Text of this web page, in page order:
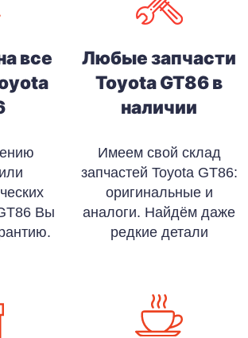
все
Вы
Любые запчасти
Toyota GT86 в
наличии
Имеем свой склад
запчастей Toyota GT86:
оригинальные и
аналоги. Найдём даже
редкие детали